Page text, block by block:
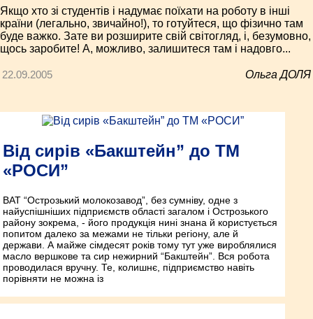
Якщо хто зі студентів і надумає поїхати на роботу в інші
країни (легально, звичайно!), то готуйтеся, що фізично там
буде важко. Зате ви розширите свій світогляд, і, безумовно,
щось заробите! А, можливо, залишитеся там і надовго...
22.09.2005 Ольга ДОЛЯ
Від сирів «Бакштейн” до ТМ
«РОСИ”
ВАТ “Острозький молокозавод”, без сумніву, одне з
найуспішніших підприємств області загалом і Острозького
району зокрема, - його продукція нині знана й користується
попитом далеко за межами не тільки регіону, але й
держави. А майже сімдесят років тому тут уже вироблялися
масло вершкове та сир нежирний “Бакштейн”. Вся робота
проводилася вручну. Те, колишнє, підприємство навіть
порівняти не можна із